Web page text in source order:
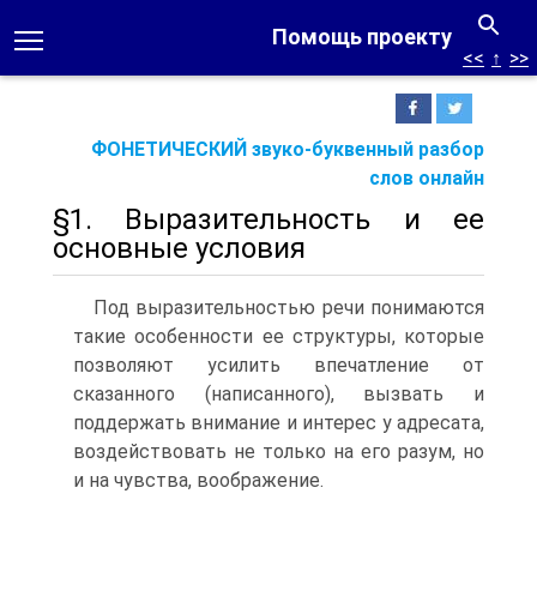
Помощь проекту
ФОНЕТИЧЕСКИЙ звуко-буквенный разбор
слов онлайн
<< ↑ >>
§1. Выразительность и ее
основные условия
Под выразительностью речи понимаются
такие особен­ности ее структуры, которые
позволяют усилить впечатле­ние от
сказанного (написанного), вызвать и
поддержать внимание и интерес у адресата,
воздействовать не только на его разум, но
и на чувства, воображение.